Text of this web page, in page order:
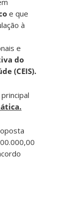
e que
à
e
do
(CEIS).